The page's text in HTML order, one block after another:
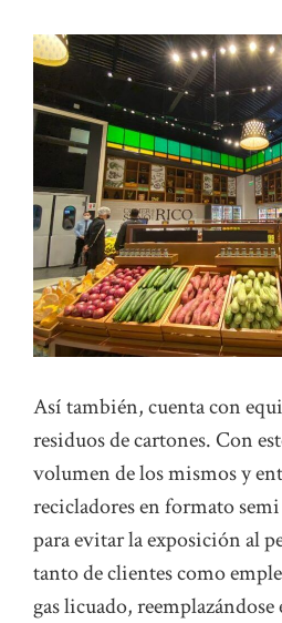
Así también, cuenta con
residuos de cartones. Con
volumen de los mismos y
recicladores en formato
para evitar la exposición al
tanto de clientes como
gas licuado, reemplazándose